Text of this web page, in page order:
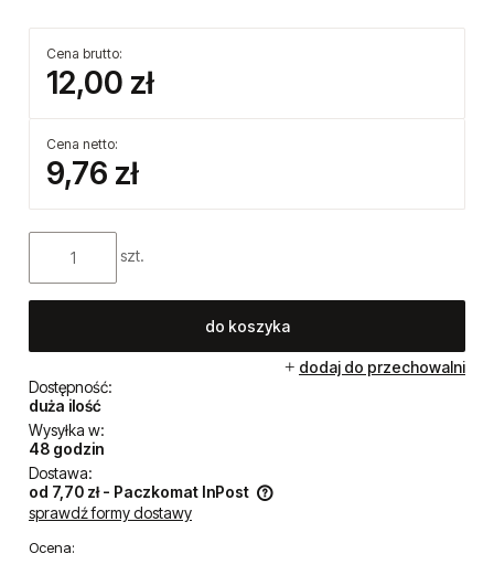
Cena brutto:
12,00 zł
Cena netto:
9,76 zł
szt.
do koszyka
dodaj do przechowalni
Dostępność:
duża ilość
Wysyłka w:
48 godzin
Dostawa:
od 7,70 zł - Paczkomat InPost
Cena nie zawiera ewentualnych kosztów płatności
sprawdź formy dostawy
Ocena: